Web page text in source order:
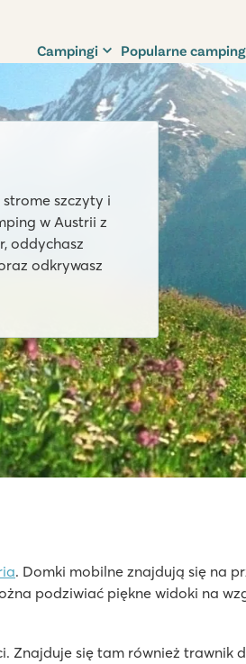
Campingi Popularne
szczyty i
w Austrii z
oddychasz
odkrywasz
. Domki mobilne znajdują się na
podziwiać piękne widoki na
się tam również trawnik